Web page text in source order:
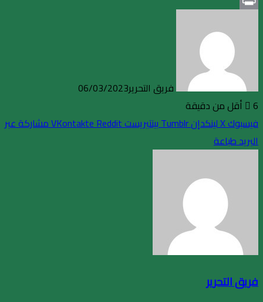
فريق التحرير06/03/2023
6
أقل من دقيقة
فيسبوكXلينكدإن بينتيريست
مشاركة عبر
البريدطباعة
فريق التحرير